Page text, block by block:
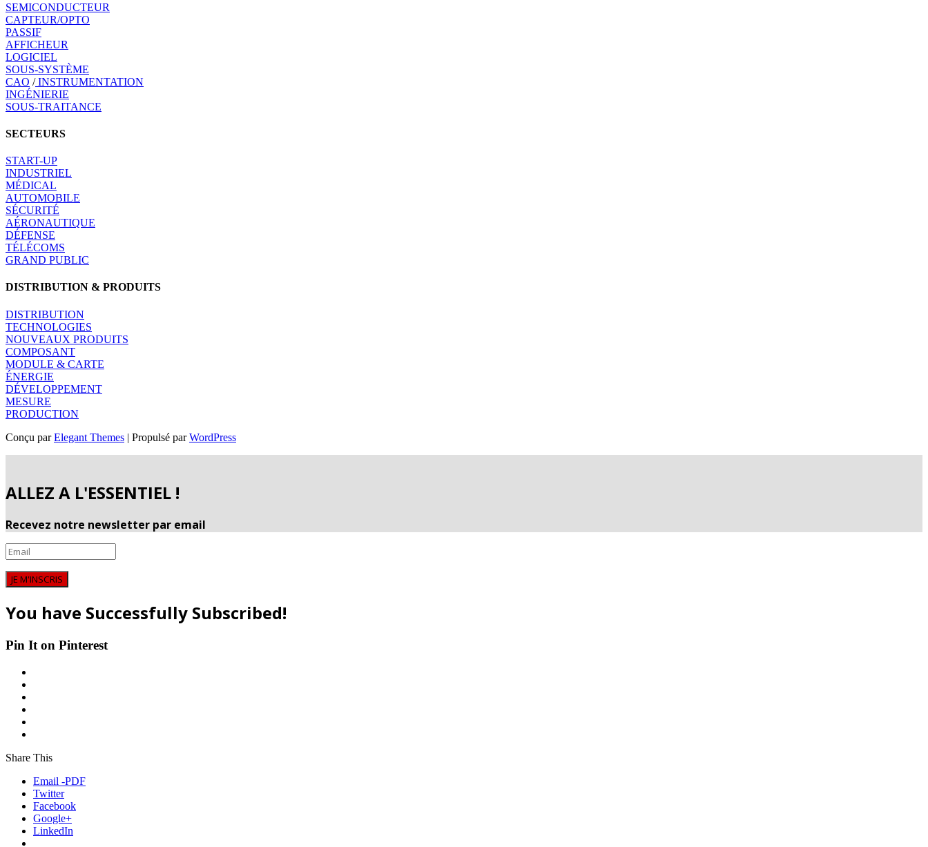
SEMICONDUCTEUR
CAPTEUR/OPTO
PASSIF
AFFICHEUR
LOGICIEL
SOUS-SYSTÈME
CAO /INSTRUMENTATION
INGÉNIERIE
SOUS-TRAITANCE
SECTEURS
START-UP
INDUSTRIEL
MÉDICAL
AUTOMOBILE
SÉCURITÉ
AÉRONAUTIQUE
DÉFENSE
TÉLÉCOMS
GRAND PUBLIC
DISTRIBUTION & PRODUITS
DISTRIBUTION
TECHNOLOGIES
NOUVEAUX PRODUITS
COMPOSANT
MODULE & CARTE
ÉNERGIE
DÉVELOPPEMENT
MESURE
PRODUCTION
Conçu parElegant Themes | Propulsé parWordPress
ALLEZ A L'ESSENTIEL !
Recevez notre newsletter par email
JE M'INSCRIS
You have Successfully Subscribed!
Pin It on Pinterest
Share This
Email -PDF
Twitter
Facebook
Google+
LinkedIn